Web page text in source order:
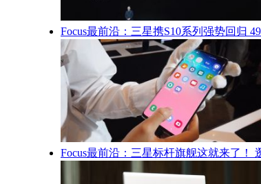
Focus最前沿：三星携S10系列强势回归
Focus最前沿：三星标杆旗舰这就来了！